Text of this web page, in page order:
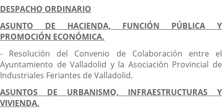
DESPACHO ORDINARIO
ASUNTO DE HACIENDA, FUNCIÓN PÚBLICA Y
PROMOCIÓN ECONÓMICA.
- Resolución del Convenio de Colaboración entre el
Ayuntamiento de Valladolid y la Asociación Provincial de
Industriales Feriantes de Valladolid.
ASUNTOS DE URBANISMO, INFRAESTRUCTURAS Y
VIVIENDA.